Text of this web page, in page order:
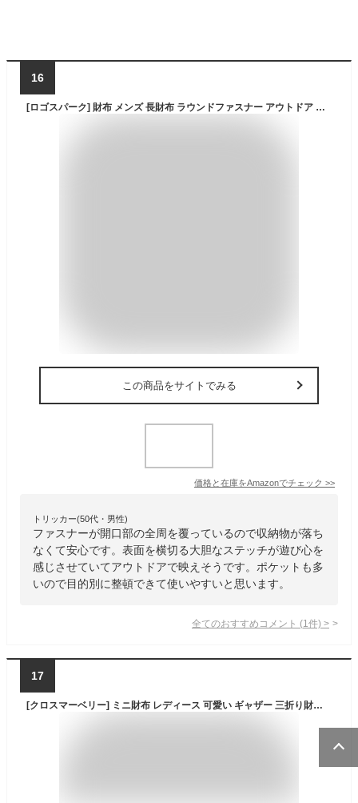
16
[ロゴスパーク] 財布 メンズ 長財布 ラウンドファスナー アウトドア 男性 バイカラー 子供 男の子 (チョコ)
この商品をサイトでみる
価格と在庫をAmazonでチェック >>
トリッカー(50代・男性)
ファスナーが開口部の全周を覆っているので収納物が落ち
なくて安心です。表面を横切る大胆なステッチが遊び心を
感じさせていてアウトドアで映えそうです。ポケットも多
いので目的別に整頓できて使いやすいと思います。
全てのおすすめコメント (1 件) >
17
[クロスマーベリー] ミニ財布 レディース 可愛い ギャザー 三折り財布 御洒落 ウォレット 小銭入れ 小銭が出しやすい 三つ折り財布 使いやすい 財布 小さめ 高見え 普段使い R73 ブラウン